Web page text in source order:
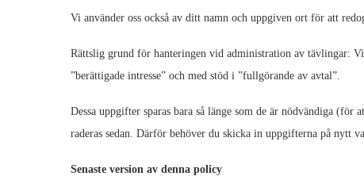
Vi använder oss också av ditt namn och uppgiven ort för att
Rättslig grund för hanteringen vid administration av tävlingar:
”berättigade intresse” och med stöd i ”fullgörande av avtal”.
Dessa uppgifter sparas bara så länge som de är nödvändiga
raderas sedan. Därför behöver du skicka in uppgifterna på nytt
Senaste version av denna policy